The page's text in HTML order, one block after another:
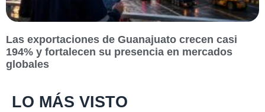
Las exportaciones de Guanajuato crecen casi
194% y fortalecen su presencia en mercados
globales
LO MÁS VISTO